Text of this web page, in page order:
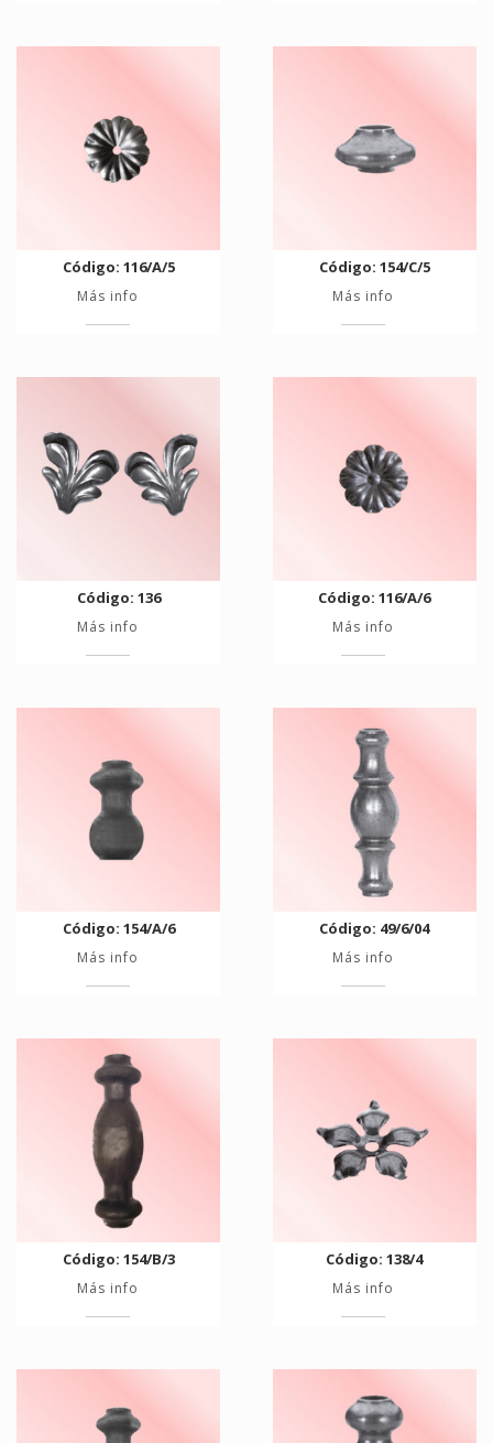
Código: 116/A/5
Más info
Código: 154/C/5
Más info
Código: 136
Más info
Código: 116/A/6
Más info
Código: 154/A/6
Más info
Código: 49/6/04
Más info
Código: 154/B/3
Más info
Código: 138/4
Más info